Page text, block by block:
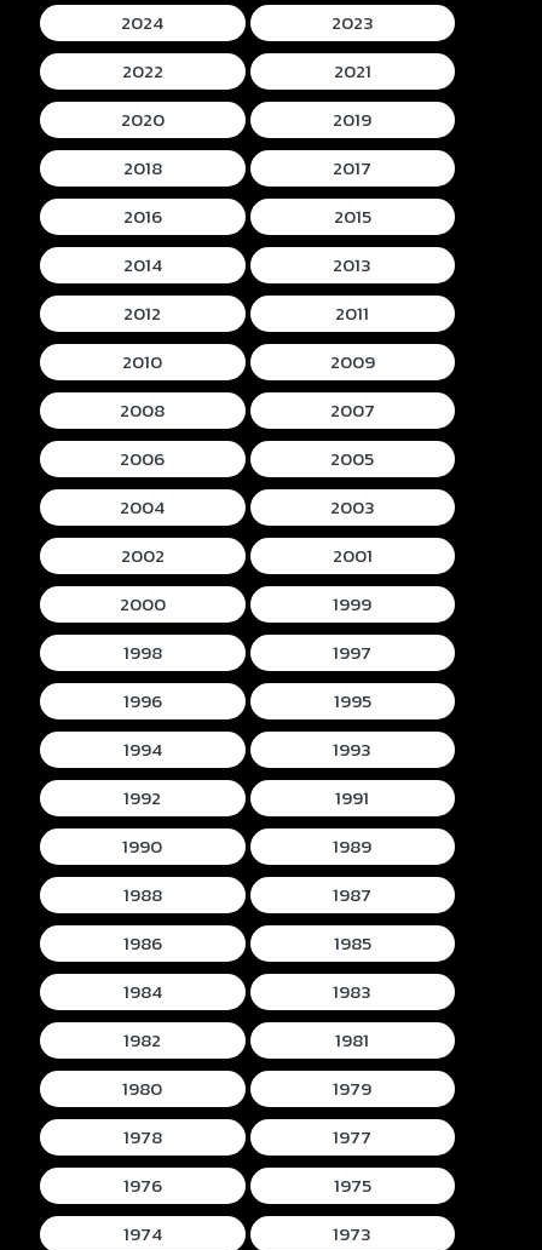
2024
2023
2022
2021
2020
2019
2018
2017
2016
2015
2014
2013
2012
2011
2010
2009
2008
2007
2006
2005
2004
2003
2002
2001
2000
1999
1998
1997
1996
1995
1994
1993
1992
1991
1990
1989
1988
1987
1986
1985
1984
1983
1982
1981
1980
1979
1978
1977
1976
1975
1974
1973